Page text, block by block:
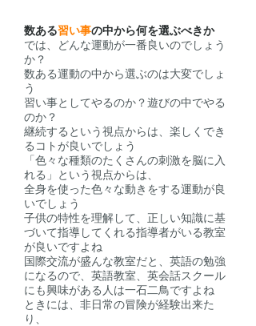
数ある習い事の中から何を選ぶべきか
では、どんな運動が一番良いのでしょう
か？
数ある運動の中から選ぶのは大変でしょ
う
習い事としてやるのか？遊びの中でやる
のか？
継続するという視点からは、楽しくでき
るコトが良いでしょう
「色々な種類のたくさんの刺激を脳に入
れる」という視点からは、
全身を使った色々な動きをする運動が良
いでしょう
子供の特性を理解して、正しい知識に基
づいて指導してくれる指導者がいる教室
が良いですよね
国際交流が盛んな教室だと、英語の勉強
になるので、英語教室、英会話スクール
にも興味がある人は一石二鳥ですよね
ときには、非日常の冒険が経験出来た
り、